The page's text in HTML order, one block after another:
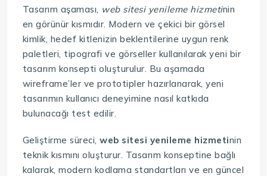
Tasarım aşaması, web sitesi yenileme hizmetinin
en görünür kısmıdır. Modern ve çekici bir görsel
kimlik, hedef kitlenizin beklentilerine uygun renk
paletleri, tipografi ve görseller kullanılarak yeni bir
tasarım konsepti oluşturulur. Bu aşamada
wireframe’ler ve prototipler hazırlanarak, yeni
tasarımın kullanıcı deneyimine nasıl katkıda
bulunacağı test edilir.
Geliştirme süreci,web sitesi yenileme hizmetinin
teknik kısmını oluşturur. Tasarım konseptine bağlı
kalarak, modern kodlama standartları ve en güncel